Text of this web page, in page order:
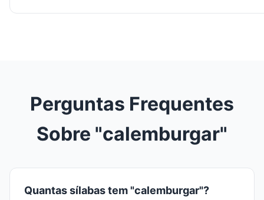
Perguntas Frequentes
Sobre "calemburgar"
Quantas sílabas tem "calemburgar"?